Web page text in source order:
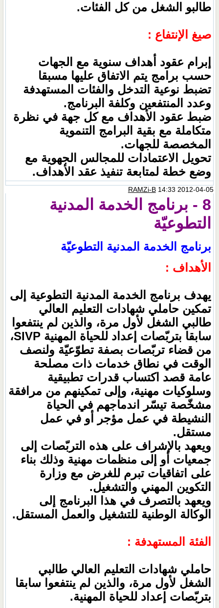
طالبو الشغل من كل الفئات.
صيغ الإنتفاع :
إبرام عقود أهداف سنوية مع الجهات
حسب برامج يتم الاتفاق عليها مسبقا
تضبط نوعية التدخل والفئات المستهدفة
وعدد المنتفعين وكلفة البرنامج.
ضبط عقود الأهداف مع كل جهة في نظرة
متكاملة مع بقية البرامج التنموية
المخصصة للجهات.
تحويل الاعتمادات للمجالس الجهوية مع
وضع خطة لمتابعة تنفيذ عقد الأهداف.
RAMZi-B14:33 2012-04-05
8 - برنامج الخدمة المدنية
التطوعيّة
برنامج الخدمة المدنية التطوعيّة
الأهداف :
يهدف برنامج الخدمة المدنية التطوعية إلى
تمكين حاملي شهادات التعليم العالي
طالبي الشغل لأول مرة، والذين لم ينتفعوا
سابقا بتربّصات إعداد للحياة المهنية SIVP،
من قضاء تربّصات بصفة تطوّعيّة ولنصف
الوقت في نطاق خدمات ذات مصلحة
عامة قصد اكتساب قدرات تطبيقية
وسلوكيات مهنية، وإلى تمكينهم من مرافقة
مشخّصة تيسّر اندماجهم في الحياة
النشيطة في عمل مؤجر أو في عمل
مستقل.
ويعهد بالإشراف على هذه التربّصات إلى
جمعيات أو إلى منظمات مهنية وذلك بناء
على اتفاقيات تبرم للغرض مع وزارة
التكوين المهني والتشغيل.
ويعهد بالتصرف في هذا البرنامج إلى
الوكالة الوطنية للتشغيل والعمل المستقل.
الفئة المستهدفة :
حاملي شهادات التعليم العالي طالبي
الشغل لأول مرة، والذين لم ينتفعوا سابقا
بتربّصات إعداد للحياة المهنية.